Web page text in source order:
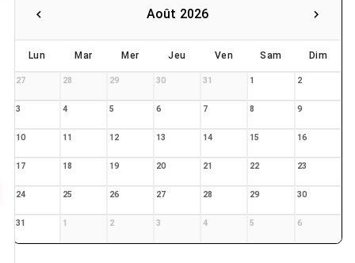
Août 2026
Lun Mar Mer Jeu Ven Sam Dim
27 28 29 30 31 1 2
3 4 5 6 7 8 9
10 11 12 13 14 15 16
17 18 19 20 21 22 23
24 25 26 27 28 29 30
31 1 2 3 4 5 6